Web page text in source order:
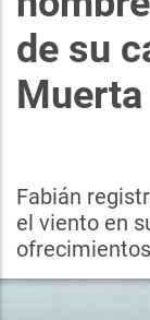
de su
Muerta
Fabián
el viento en